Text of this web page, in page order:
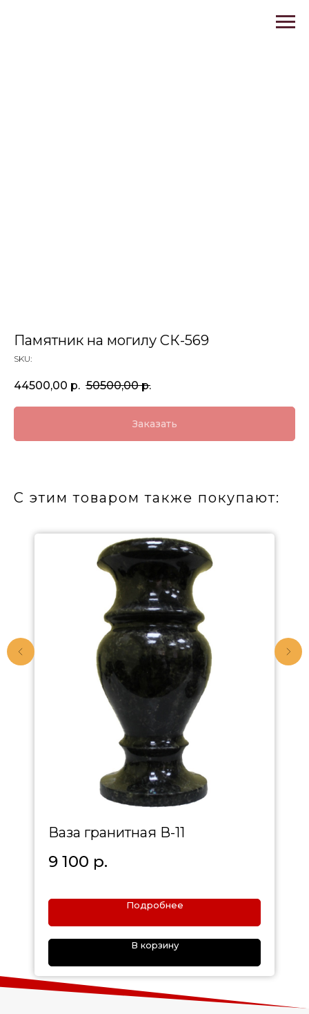
Памятник на могилу СК-569
SKU:
44500,00 р. 50500,00 р.
Заказать
С этим товаром также покупают:
Ваза гранитная В-11
9 100 р.
Подробнее
В корзину